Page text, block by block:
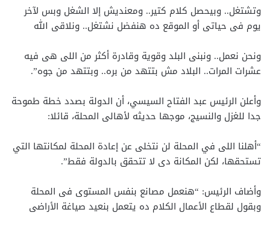
وتشتغل.. وبيحصل كلام كتير.. ومعنديش إلا الشغل وبس لآخر
يوم فى حياتى أو الموقع ده هنفضل نشتغل.. ونلاقى الله
ونحن نعمل.. ونبنى البلد وقوية وقادرة أكثر من اللى هى فيه
عشرات المرات.. البلاد مش بتتهد من بره.. وبتتهد من جوه”.
وأعلن الرئيس عبد الفتاح السيسي، أن الدولة بصدد خطة طموحة
جدا للغزل والنسيج، موجها حديثه لأهالى المحلة، قائلا:
“أهلنا اللى في المحلة لن نتخلى عن إعادة المحلة لمكانتها التي
تستحقها، لكن المكانة دى لا تتحقق بالدولة فقط”.
وأضاف الرئيس: “هنعمل مصانع بنفس المستوى فى المحلة
وبقول لقطاع الأعمال الكلام ده يتعمل بنعيد صياغة الأراضى